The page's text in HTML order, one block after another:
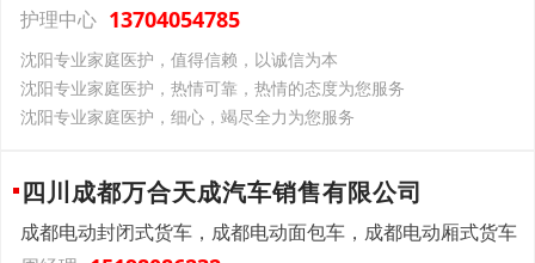
护理中心 13704054785
沈阳专业家庭医护，值得信赖，以诚信为本
沈阳专业家庭医护，热情可靠，热情的态度为您服务
沈阳专业家庭医护，细心，竭尽全力为您服务
四川成都万合天成汽车销售有限公司
成都电动封闭式货车，成都电动面包车，成都电动厢式货车